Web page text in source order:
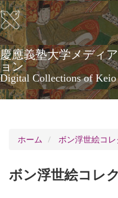
メ
イ
ン
コ
ン
テ
ン
ツ
に
慶應義塾大学メディ
ョン
Digital Collections of
ホーム
ボン浮世絵コ
ボン浮世絵コレ